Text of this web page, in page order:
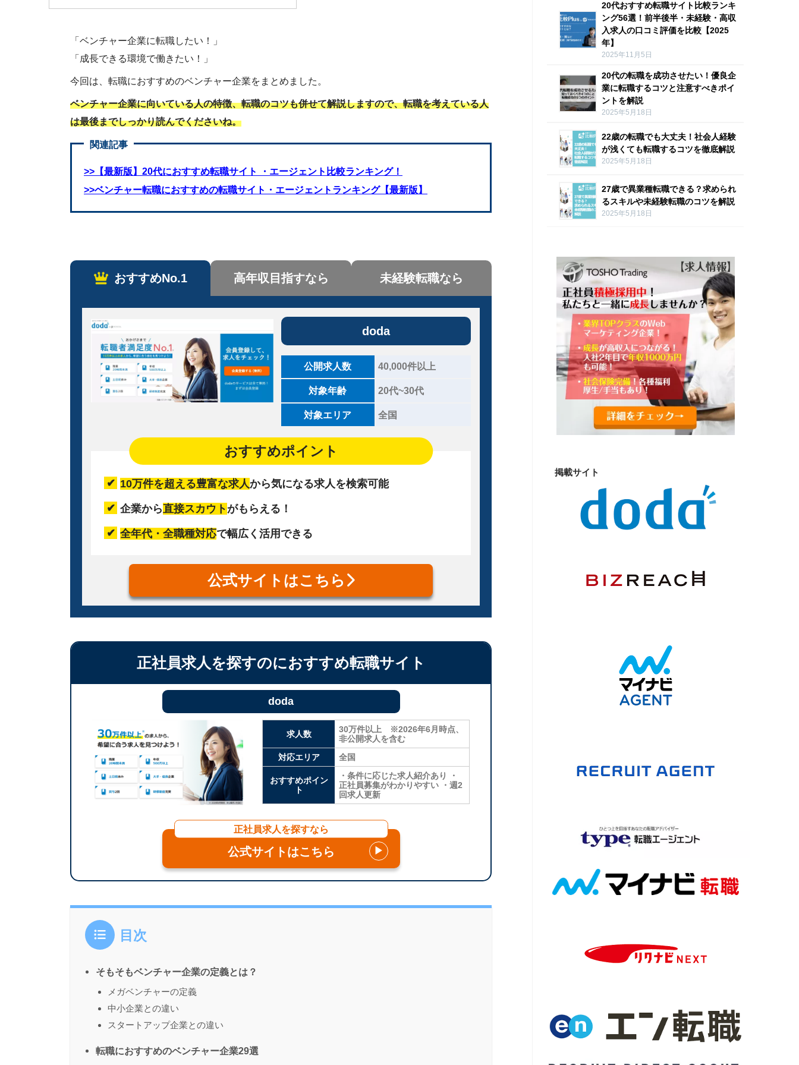
「ベンチャー企業に転職したい！」
「成長できる環境で働きたい！」
今回は、転職におすすめのベンチャー企業をまとめました。
ベンチャー企業に向いている人の特徴、転職のコツも併せて解説しますので、転職を考えている人
は最後までしっかり読んでくださいね。
関連記事
>>【最新版】20代におすすめ転職サイト ・エージェント比較ランキング！
>>ベンチャー転職におすすめの転職サイト・エージェントランキング【最新版】
おすすめNo.1 高年収目指すなら 未経験転職なら
doda
公開求人数 40,000件以上
対象年齢 20代~30代
対象エリア 全国
おすすめポイント
10万件を超える豊富な求人から気になる求人を検索可能
企業から直接スカウト がもらえる！
全年代・全職種対応で幅広く活用できる
公式サイトはこちら
正社員求人を探すのにおすすめ転職サイト
doda
求人数
30万件以上 ※2026年6月時点、
非公開求人を含む
対応エリア
全国
おすすめポイン
ト
・条件に応じた求人紹介あり ・
正社員募集がわかりやすい ・週2
回求人更新
正社員求人を探すなら
公式サイトはこちら ▶
目次
そもそもベンチャー企業の定義とは？
メガベンチャーの定義
中小企業との違い
スタートアップ企業との違い
転職におすすめのベンチャー企業29選
20代おすすめ転職サイト比較ランキ
ング56選！前半後半・未経験・高収
入求人の口コミ評価を比較【2025
年】
2025年11月5日
20代の転職を成功させたい！優良企
業に転職するコツと注意すべきポイ
ントを解説
2025年5月18日
22歳の転職でも大丈夫！社会人経験
が浅くても転職するコツを徹底解説
2025年5月18日
27歳で異業種転職できる？求められ
るスキルや未経験転職のコツを解説
2025年5月18日
掲載サイト